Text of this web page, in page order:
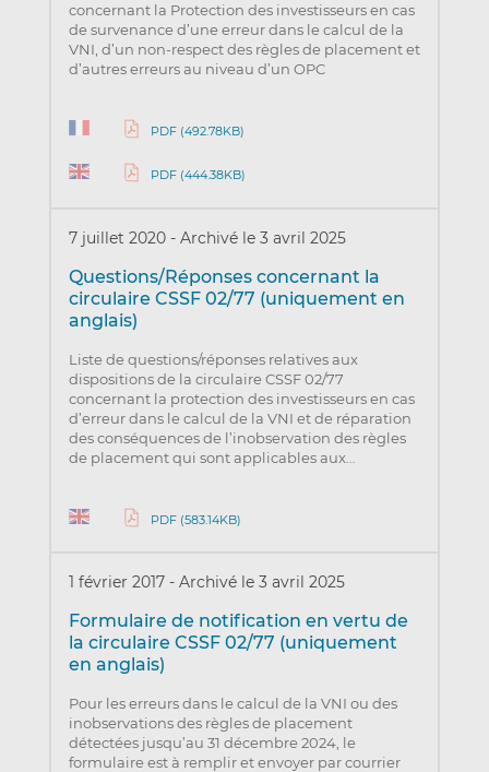
concernant la Protection des investisseurs en cas
de survenance d’une erreur dans le calcul de la
VNI, d’un non-respect des règles de placement et
d’autres erreurs au niveau d’un OPC
PDF (492.78KB)
PDF (444.38KB)
7 juillet 2020 - Archivé le 3 avril 2025
Questions/Réponses concernant la
circulaire CSSF 02/77 (uniquement en
anglais)
Liste de questions/réponses relatives aux
dispositions de la circulaire CSSF 02/77
concernant la protection des investisseurs en cas
d’erreur dans le calcul de la VNI et de réparation
des conséquences de l’inobservation des règles
de placement qui sont applicables aux…
PDF (583.14KB)
1 février 2017 - Archivé le 3 avril 2025
Formulaire de notification en vertu de
la circulaire CSSF 02/77 (uniquement
en anglais)
Pour les erreurs dans le calcul de la VNI ou des
inobservations des règles de placement
détectées jusqu’au 31 décembre 2024, le
formulaire est à remplir et envoyer par courrier